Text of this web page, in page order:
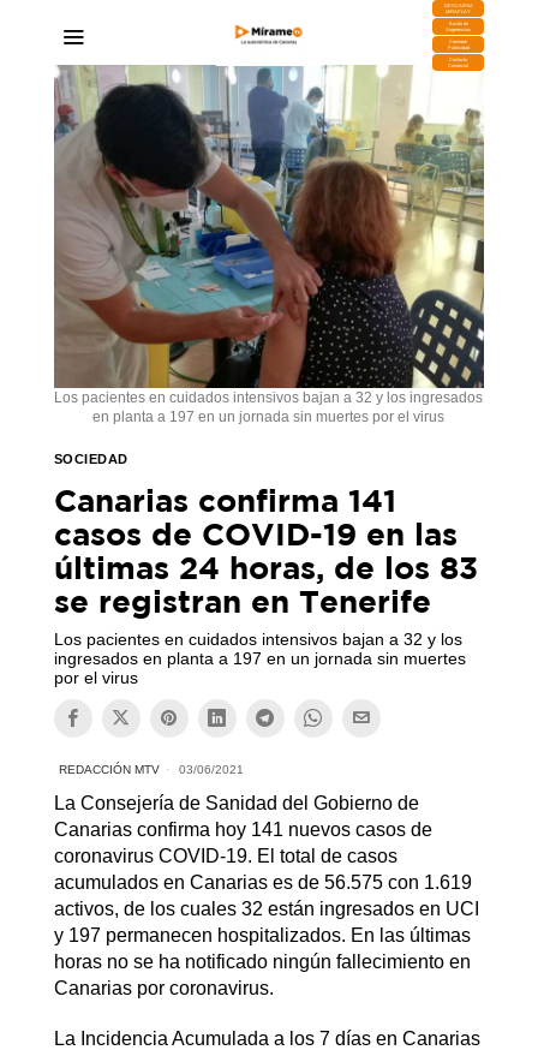
DESCARGA
MIRAPLAY
Buzón de
Sugerencias
Contratar
Publicidad
Contacto
Comercial
Los pacientes en cuidados intensivos bajan a 32 y los ingresados
en planta a 197 en un jornada sin muertes por el virus
SOCIEDAD
Canarias confirma 141
casos de COVID-19 en las
últimas 24 horas, de los 83
se registran en Tenerife
Los pacientes en cuidados intensivos bajan a 32 y los
ingresados en planta a 197 en un jornada sin muertes
por el virus
REDACCIÓN MTV 03/06/2021
La Consejería de Sanidad del Gobierno de
Canarias confirma hoy 141 nuevos casos de
coronavirus COVID-19. El total de casos
acumulados en Canarias es de 56.575 con 1.619
activos, de los cuales 32 están ingresados en UCI
y 197 permanecen hospitalizados. En las últimas
horas no se ha notificado ningún fallecimiento en
Canarias por coronavirus.
La Incidencia Acumulada a los 7 días en Canarias